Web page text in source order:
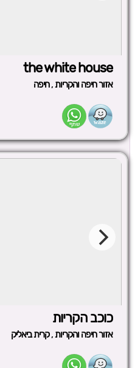
the white house
אזור חיפה והקריות,חיפה
כוכב הקריות
אזור חיפה והקריות,קרית ביאליק